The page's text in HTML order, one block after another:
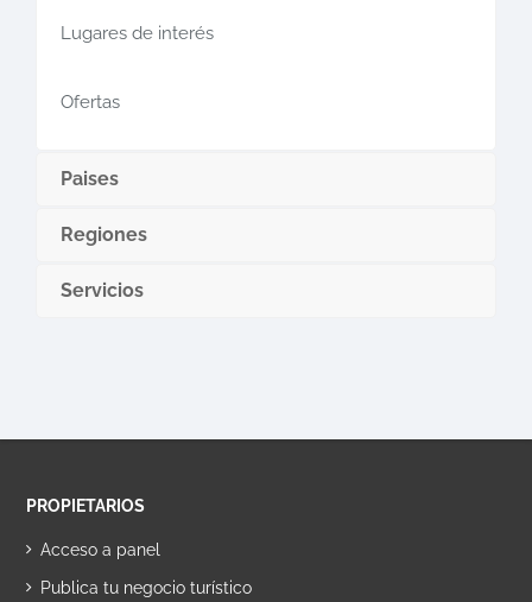
Lugares de interés
Ofertas
Paises
Regiones
Servicios
PROPIETARIOS
Acceso a panel
Publica tu negocio turístico